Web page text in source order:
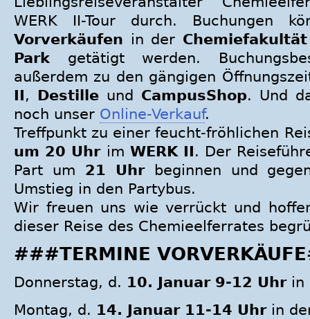
WERK II-Tour durch. Buchungen
Vorverkäufen in der Chemiefakultät
Park getätigt werden.
außerdem zu den gängigen
II, Destille und CampusShop. Und
noch unser Online-Verkauf.
Treffpunkt zu einer feucht-fröhlichen
um 20 Uhr im WERK II. Der
Part um 21 Uhrbeginnen und
Umstieg in den Partybus.
Wir freuen uns wie verrückt und
dieser Reise des Chemieelferrates
###TERMINE
Donnerstag, d. 10. Januar 9-12 Uhrin
Montag, d. 14. Januar 11-14 Uhrin